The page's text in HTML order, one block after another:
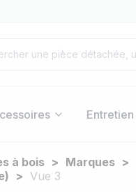
Entretien
à bois Marques
Vue 3